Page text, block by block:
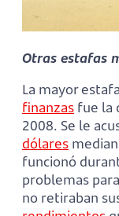
Otras estafas
La mayor
finanzas fue la
2008. Se le
dólares
funcionó
problemas
no retiraban